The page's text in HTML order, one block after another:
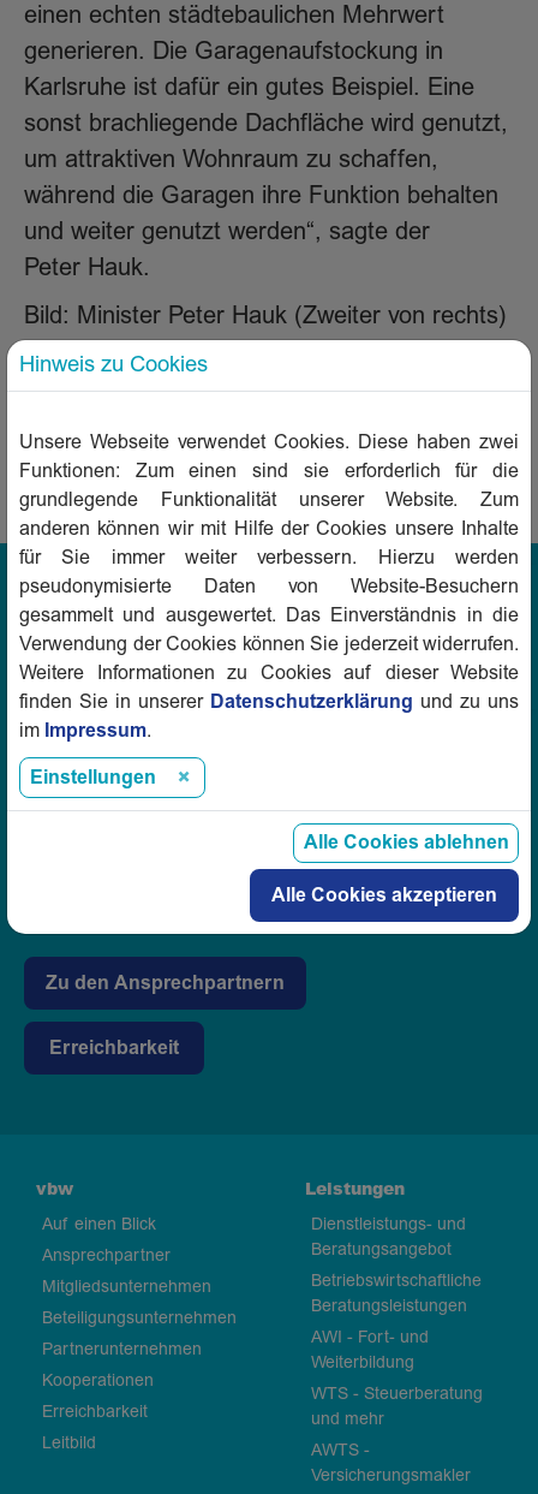
einen echten städtebaulichen Mehrwert
generieren. Die Garagenaufstockung in
Karlsruhe ist dafür ein gutes Beispiel. Eine
sonst brachliegende Dachfläche wird genutzt,
um attraktiven Wohnraum zu schaffen,
während die Garagen ihre Funktion behalten
und weiter genutzt werden“, sagte der
Peter Hauk.
Bild: Minister Peter Hauk (Zweiter von rechts)
bei seinem Besuch in Karlsruhe. Foto:
Volkswohnung
Quelle:Regierung Baden-Württemberg
Zurück
vbw Verband baden-württembergischer
Wohnungs- und Immobilienunternehmen e.V.
Herdweg 52/54
70174 Stuttgart
info@vbw-online.de
Zu den Ansprechpartnern
Erreichbarkeit
vbw
Auf einen Blick
Ansprechpartner
Mitgliedsunternehmen
Beteiligungsunternehmen
Partnerunternehmen
Kooperationen
Erreichbarkeit
Leitbild
Leistungen
Dienstleistungs- und
Beratungsangebot
Betriebswirtschaftliche
Beratungsleistungen
AWI - Fort- und
Weiterbildung
WTS - Steuerberatung
und mehr
AWTS -
Versicherungsmakler
Hinweis zu Cookies
Unsere Webseite verwendet Cookies. Diese haben zwei
Funktionen: Zum einen sind sie erforderlich für die
grundlegende Funktionalität unserer Website. Zum
anderen können wir mit Hilfe der Cookies unsere Inhalte
für Sie immer weiter verbessern. Hierzu werden
pseudonymisierte Daten von Website-Besuchern
gesammelt und ausgewertet. Das Einverständnis in die
Verwendung der Cookies können Sie jederzeit widerrufen.
Weitere Informationen zu Cookies auf dieser Website
finden Sie in unserer Datenschutzerklärung und zu uns
im Impressum.
Einstellungen
Alle Cookies ablehnen
Alle Cookies akzeptieren